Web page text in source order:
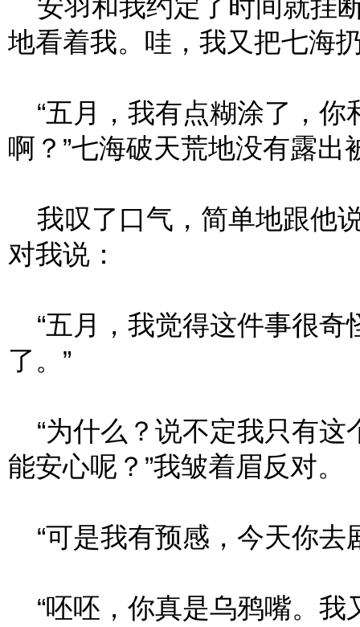
安羽和我约定了时间就挂
地看着我。哇，我又把七海
“五月，我有点糊涂了，你
啊？”七海破天荒地没有露
我叹了口气，简单地跟他
对我说：
“五月，我觉得这件事很奇
了。”
“为什么？说不定我只有这
能安心呢？”我皱着眉反对。
“可是我有预感，今天你去
“呸呸，你真是乌鸦嘴。我